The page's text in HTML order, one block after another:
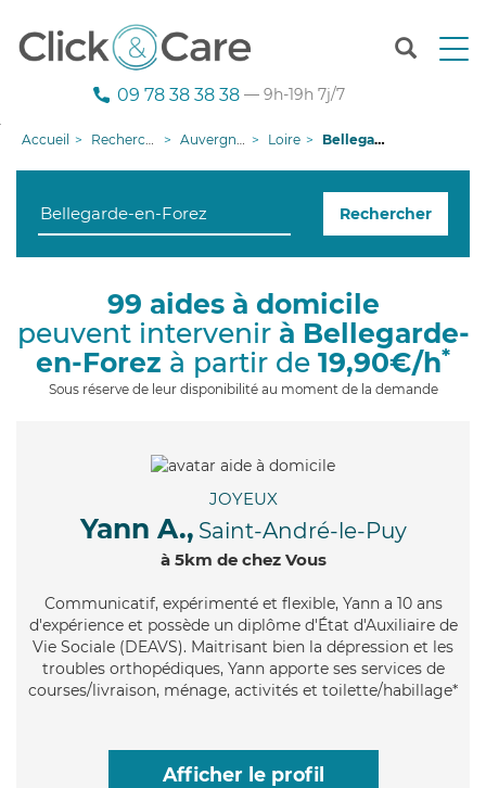
T
n
g
i
09 78 38 38 38 — 9h-19h 7j/7
Accueil Recherche aide à domicile Auvergne-Rhône-Alpes Loire Bellegarde-en-Forez
Rechercher
99 aides à domicile
peuvent intervenir à Bellegarde-
en-Forez à partir de 19,90€/h*
Sous réserve de leur disponibilité au moment de la demande
JOYEUX
Yann A., Saint-André-le-Puy
à 5km de chez Vous
Communicatif, expérimenté et flexible, Yann a 10 ans
d'expérience et possède un diplôme d'État d'Auxiliaire de
Vie Sociale (DEAVS). Maitrisant bien la dépression et les
troubles orthopédiques, Yann apporte ses services de
courses/livraison, ménage, activités et toilette/habillage*
Afficher le profil